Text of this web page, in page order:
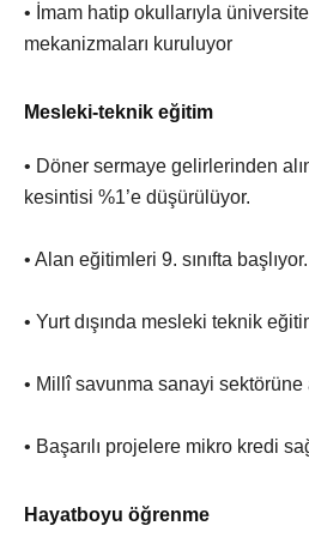
• İmam hatip okullarıyla
mekanizmaları kuruluyor
Mesleki-teknik eğitim
• Döner sermaye gelirlerinden
kesintisi %1’e düşürülüyor.
• Alan eğitimleri 9. sınıfta başlıyor.
• Yurt dışında mesleki teknik
• Millî savunma sanayi
• Başarılı projelere mikro kredi
Hayatboyu öğrenme